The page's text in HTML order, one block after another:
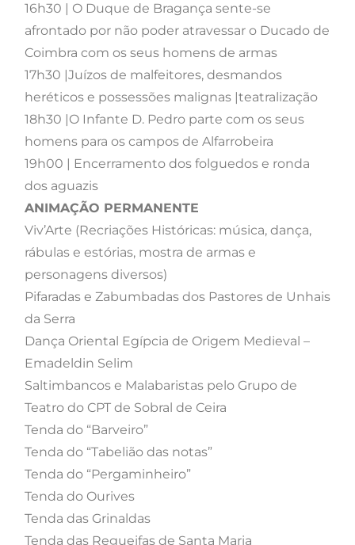
16h30 | O Duque de Bragança sente-se
afrontado por não poder atravessar o Ducado de
Coimbra com os seus homens de armas
17h30 |Juízos de malfeitores, desmandos
heréticos e possessões malignas |teatralização
18h30 |O Infante D. Pedro parte com os seus
homens para os campos de Alfarrobeira
19h00 | Encerramento dos folguedos e ronda
dos aguazis
ANIMAÇÃO PERMANENTE
Viv’Arte (Recriações Históricas: música, dança,
rábulas e estórias, mostra de armas e
personagens diversos)
Pifaradas e Zabumbadas dos Pastores de Unhais
da Serra
Dança Oriental Egípcia de Origem Medieval –
Emadeldin Selim
Saltimbancos e Malabaristas pelo Grupo de
Teatro do CPT de Sobral de Ceira
Tenda do “Barveiro”
Tenda do “Tabelião das notas”
Tenda do “Pergaminheiro”
Tenda do Ourives
Tenda das Grinaldas
Tenda das Regueifas de Santa Maria